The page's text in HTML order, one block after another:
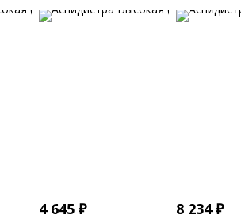
4 645 ₽ 8 234₽